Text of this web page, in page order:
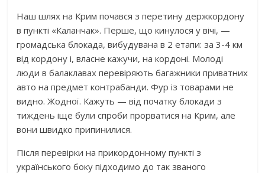
Наш шлях на Крим почався з перетину держкордону
в пункті «Каланчак». Перше, що кинулося у вічі, —
громадська блокада, вибудувана в 2 етапи: за 3-4 км
від кордону і, власне кажучи, на кордоні. Молоді
люди в балаклавах перевіряють багажники приватних
авто на предмет контрабанди. Фур iз товарами не
видно. Жодної. Кажуть — від початку блокади з
тиждень іще були спроби прорватися на Крим, але
вони швидко припинилися.
Після перевірки на прикордонному пункті з
українського боку підходимо до так званого